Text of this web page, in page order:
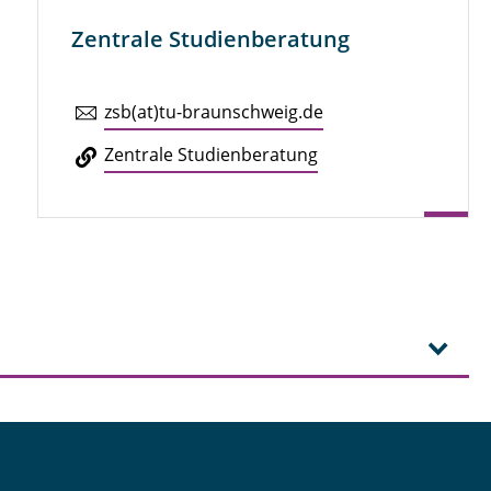
Zentrale Studienberatung
zsb(at)tu-braun­schweig.de
Zen­tra­le Stu­di­en­be­ra­tung